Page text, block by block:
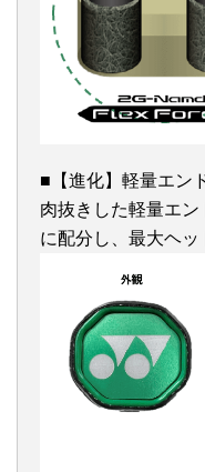
■【進化】軽量エン
肉抜きした軽量エン
に配分し、最大ヘッ